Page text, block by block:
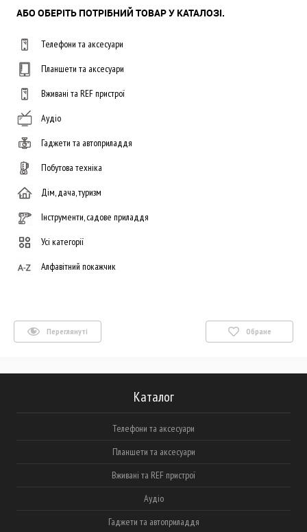
АБО ОБЕРІТЬ ПОТРІБНИЙ ТОВАР У КАТАЛОЗІ.
Телефони та аксесуари
Планшети та аксесуари
Вживані та REF пристрої
Аудіо
Гаджети та автоприладдя
Побутова техніка
Дім, дача, туризм
Інструменти, садове приладдя
Усі категорії
Алфавітний покажчик
Переглянуті Обране
Каталог
Телефони та аксесуари
Планшети та аксесуари
Вживані та REF пристрої
Аудіо
Гаджети та автоприладдя